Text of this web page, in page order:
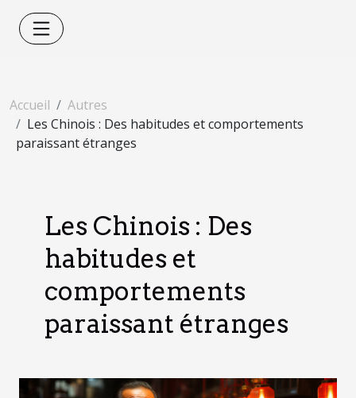
Accueil
Autres
Les Chinois : Des habitudes et comportements
paraissant étranges
Les Chinois : Des
habitudes et
comportements
paraissant étranges